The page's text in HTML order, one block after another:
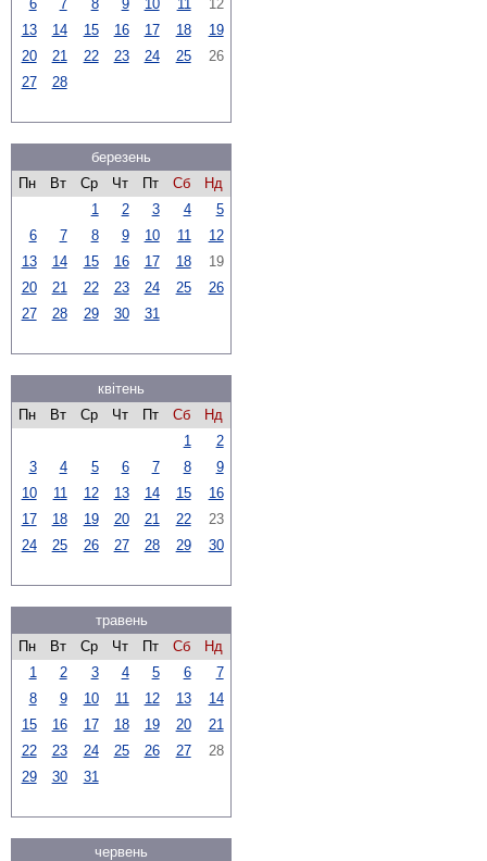
6 7 8 9 10 11
12
13
14 15 16 17 18
19
20
21 22 23 24 25
26
27
28
березень
Пн
Вт Ср Чт Пт Сб
Нд
1
2 3 4
5
6
7 8 9 10 11
12
13
14 15 16 17 18
19
20
21 22 23 24 25
26
27
28 29 30 31
квітень
Пн
Вт Ср Чт Пт Сб
Нд
1
2
3
4 5 6 7 8
9
10
11 12 13 14 15
16
17
18 19 20 21 22
23
24
25 26 27 28 29 30
травень
Пн
Вт Ср Чт Пт Сб
Нд
1
2 3 4 5 6
7
8
9 10 11 12 13
14
15
16 17 18 19 20
21
22
23 24 25 26 27
28
29
30 31
червень